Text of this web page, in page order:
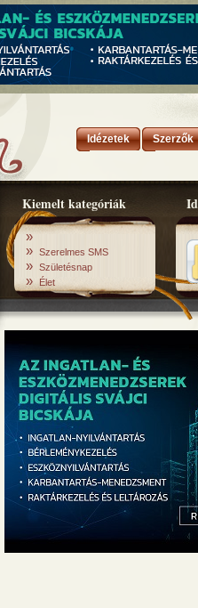
Idézetek Szerzők
Kiemelt kategóriák
»
» Szerelmes SMS
» Születésnap
» Élet